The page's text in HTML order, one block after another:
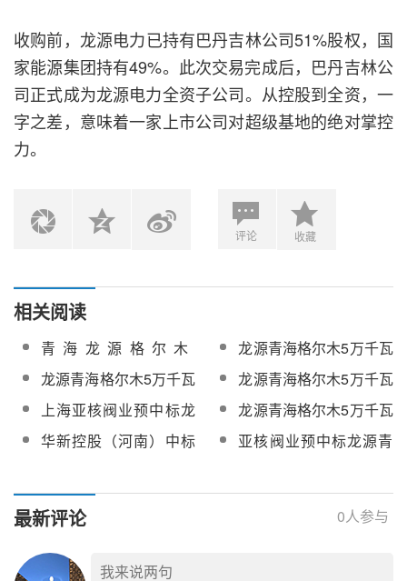
收购前，龙源电力已持有巴丹吉林公司51%股权，国
家能源集团持有49%。此次交易完成后，巴丹吉林公
司正式成为龙源电力全资子公司。从控股到全资，一
字之差，意味着一家上市公司对超级基地的绝对掌控
力。
评论 收藏
相关阅读
青海龙源格尔木
50MW/300MWH熔盐储
能项目涉网试验及仿真
建模服务招标
龙源青海格尔木5万千瓦
熔盐储能项目铠装电加
热器（高温伴热电缆）
采购
龙源青海格尔木5万千瓦
熔盐储能项目熔盐调节
阀设备采购
龙源青海格尔木5万千瓦
熔盐储能项目铠装电加
热器（高温伴热电缆）
采购中标结果公示
上海亚核阀业预中标龙
源青海格尔木5万千瓦熔
盐储能项目熔盐调节阀
龙源青海格尔木5万千瓦
熔盐储能电站全厂委托
运维服务公开招标
华新控股（河南）中标
服务
亚核阀业预中标龙源青
最新评论 0人参与